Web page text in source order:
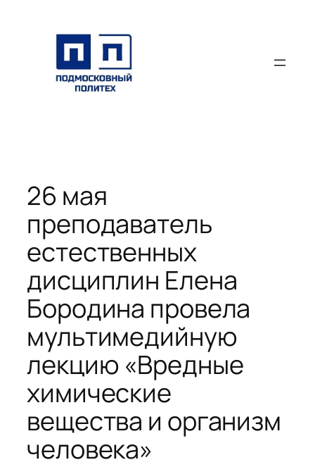
содержимому
26 мая
преподаватель
естественных
дисциплин Елена
Бородина провела
мультимедийную
лекцию «Вредные
химические
вещества и организм
человека»